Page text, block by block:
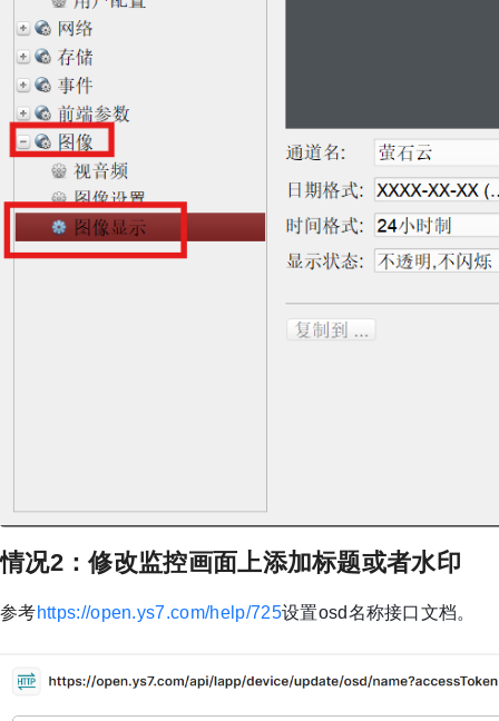
情况2：修改监控画面上添加标题或者水印
参考​​​​​https://open.ys7.com/help/725​​设置osd名称接口文档。